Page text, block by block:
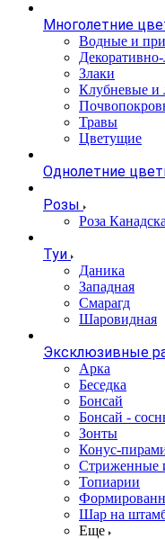
Многолетние
Водные и
Злаки
Клубневые и
Травы
Цветущие
Однолетние
Розы
Роза
Туи
Даника
Западная
Смарагд
Шаровидная
Эксклюзивные
Арка
Беседка
Бонсай
Бонсай -
Зонты
Конус-
Стриженные
Топиарии
Шар на
Еще